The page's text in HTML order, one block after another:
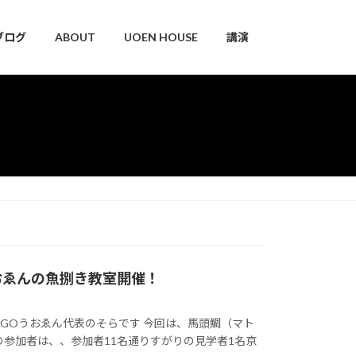
ログ ABOUT UOEN HOUSE 講演
んの魚捌き教室開催！
うおゑん代表のそらです 今回は、馬頭鯛（マト
加者は、、参加者11名通りすがりの見学者1名京